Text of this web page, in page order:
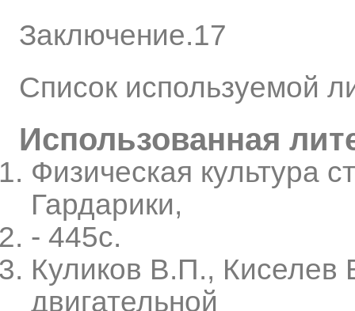
Заключение.17
Список используемой
Использованная
Физическая культура
Гардарики,
- 445с.
Куликов В.П., Киселев
двигательной